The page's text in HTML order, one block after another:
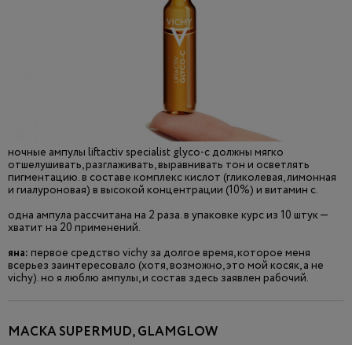
ночные ампулы liftactiv specialist glyco-c должны мягко
отшелушивать, разглаживать, выравнивать тон и осветлять
пигментацию. в составе комплекс кислот (гликолевая, лимонная
и гиалуроновая) в высокой концентрации (10%) и витамин с.
одна ампула рассчитана на 2 раза. в упаковке курс из 10 штук —
хватит на 20 применений.
яна: первое средство vichy за долгое время, которое меня
всерьез заинтересовало (хотя, возможно, это мой косяк, а не
vichy). но я люблю ампулы, и состав здесь заявлен рабочий.
МАСКА SUPERMUD, GLAMGLOW